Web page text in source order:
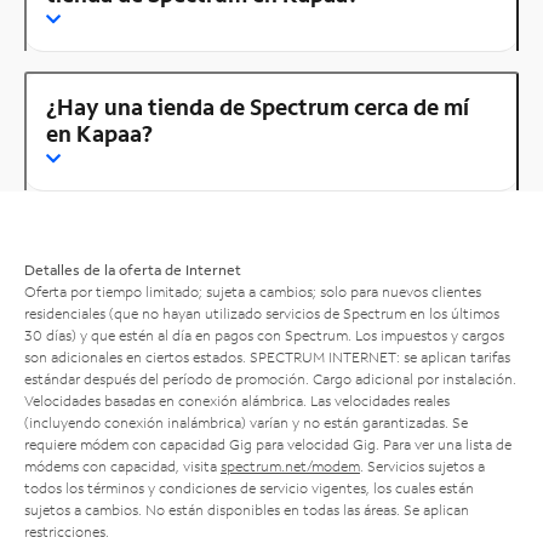
¿Hay una tienda de Spectrum cerca de mí
en Kapaa?
Detalles de la oferta de Internet
Oferta por tiempo limitado; sujeta a cambios; solo para nuevos clientes
residenciales (que no hayan utilizado servicios de Spectrum en los últimos
30 días) y que estén al día en pagos con Spectrum. Los impuestos y cargos
son adicionales en ciertos estados. SPECTRUM INTERNET: se aplican tarifas
estándar después del período de promoción. Cargo adicional por instalación.
Velocidades basadas en conexión alámbrica. Las velocidades reales
(incluyendo conexión inalámbrica) varían y no están garantizadas. Se
requiere módem con capacidad Gig para velocidad Gig. Para ver una lista de
módems con capacidad, visita spectrum.net/modem . Servicios sujetos a
todos los términos y condiciones de servicio vigentes, los cuales están
sujetos a cambios. No están disponibles en todas las áreas. Se aplican
restricciones.